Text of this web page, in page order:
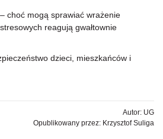
choć mogą sprawiać wrażenie
reagują gwałtownie
dzieci, mieszkańców i
Autor: UG
Opublikowany przez: Krzysztof Suliga